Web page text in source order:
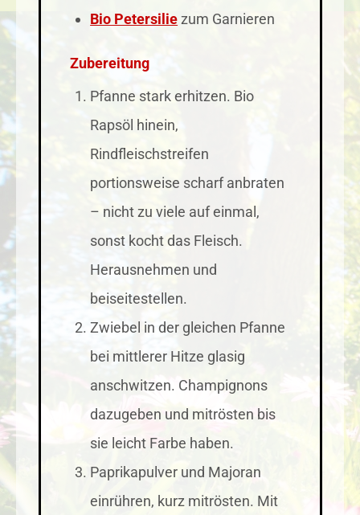
Bio Petersiliezum Garnieren
Zubereitung
Pfanne stark erhitzen. Bio
Rapsöl hinein,
Rindfleischstreifen
portionsweise scharf anbraten
– nicht zu viele auf einmal,
sonst kocht das Fleisch.
Herausnehmen und
beiseitestellen.
Zwiebel in der gleichen Pfanne
bei mittlerer Hitze glasig
anschwitzen. Champignons
dazugeben und mitrösten bis
sie leicht Farbe haben.
Paprikapulver und Majoran
einrühren, kurz mitrösten. Mit